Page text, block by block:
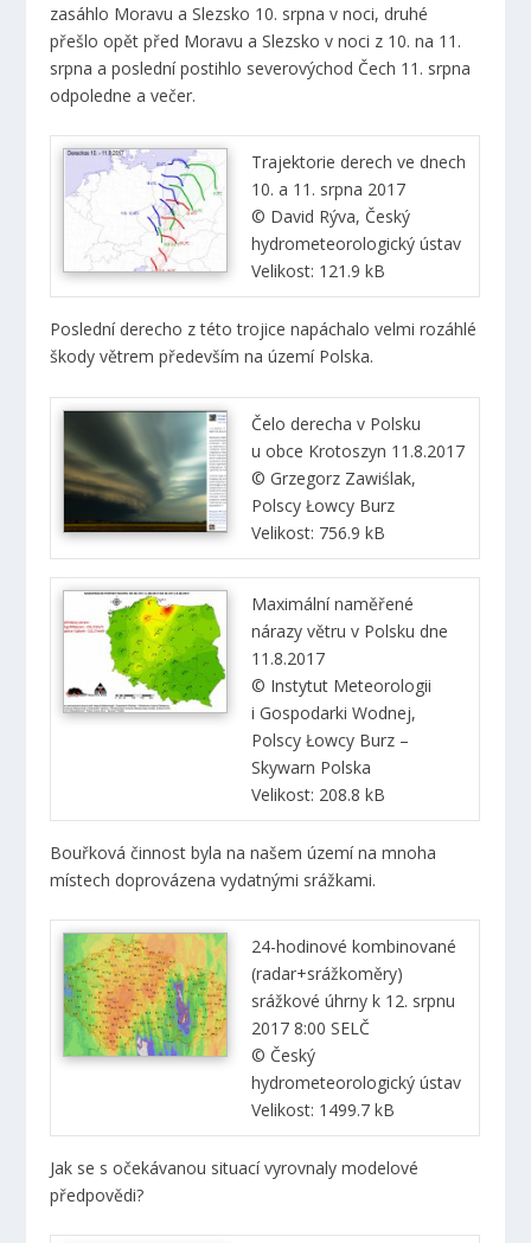
zasáhlo Moravu a Slezsko 10. srpna v noci, druhé
přešlo opět před Moravu a Slezsko v noci z 10. na 11.
srpna a poslední postihlo severovýchod Čech 11. srpna
odpoledne a večer.
Trajektorie derech ve dnech
10. a 11. srpna 2017
© David Rýva, Český
hydrometeorologický ústav
Velikost: 121.9 kB
Poslední derecho z této trojice napáchalo velmi rozáhlé
škody větrem především na území Polska.
Čelo derecha v Polsku
u obce Krotoszyn 11.8.2017
© Grzegorz Zawiślak,
Polscy Łowcy Burz
Velikost: 756.9 kB
Maximální naměřené
nárazy větru v Polsku dne
11.8.2017
© Instytut Meteorologii
i Gospodarki Wodnej,
Polscy Łowcy Burz –
Skywarn Polska
Velikost: 208.8 kB
Bouřková činnost byla na našem území na mnoha
místech doprovázena vydatnými srážkami.
24-hodinové kombinované
(radar+srážkoměry)
srážkové úhrny k 12. srpnu
2017 8:00 SELČ
© Český
hydrometeorologický ústav
Velikost: 1499.7 kB
Jak se s očekávanou situací vyrovnaly modelové
předpovědi?